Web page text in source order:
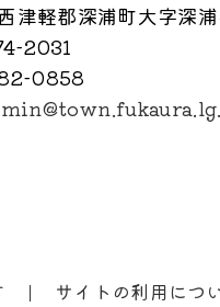
津軽郡深浦町大字深
2031
0858
サイトの利用につ